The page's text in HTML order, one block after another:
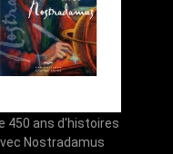
450 ans d'histoires
Nostradamus